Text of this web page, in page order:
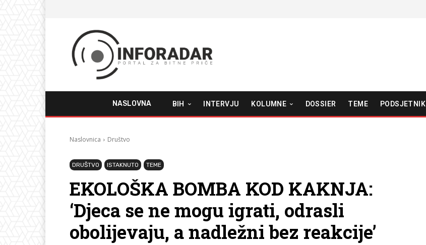
NASLOVNA BIH INTERVJU KOLUMNE DOSSIER TEME PODSJETNIK
Naslovnica Društvo
DRUŠTVO ISTAKNUTO TEME
EKOLOŠKA BOMBA KOD KAKNJA:
‘Djeca se ne mogu igrati, odrasli
obolijevaju, a nadležni bez reakcije’